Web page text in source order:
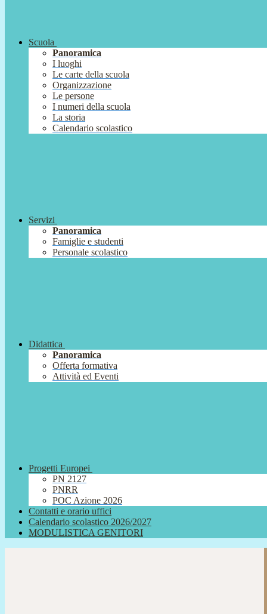
Scuola
Panoramica
I luoghi
Le carte della scuola
Organizzazione
Le persone
I numeri della scuola
La storia
Calendario scolastico
Servizi
Panoramica
Famiglie e studenti
Personale scolastico
Didattica
Panoramica
Offerta formativa
Attività ed Eventi
Progetti Europei
PN 2127
PNRR
POC Azione 2026
Contatti e orario uffici
Calendario scolastico 2026/2027
MODULISTICA GENITORI